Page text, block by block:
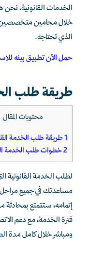
الخدمات القانونية، نحن
خلال محامين
الذي تحتاجه.
حمل الآن تطبيق بينه
طريقة طلب
محتويات المقال
1طريقة طلب الخدمة
2خطوات طلب الخدمة
لطلب الخدمة القانونية
مساعدتك في جميع
إتمامه، ستتمتع
فترة الخدمة، مع دعم
ومباشر خلال كامل مدة